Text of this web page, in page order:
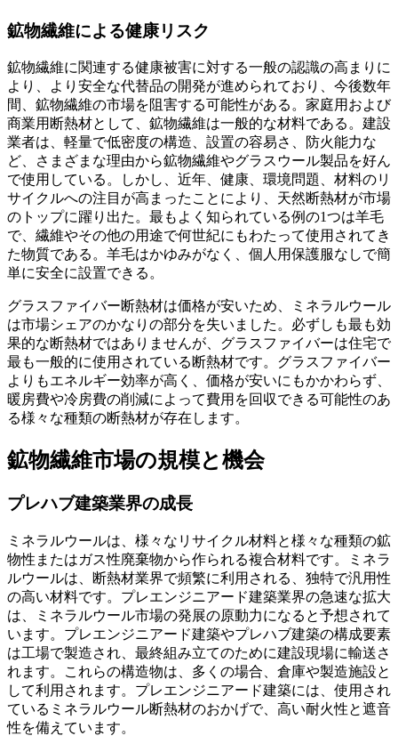
鉱物繊維による健康リスク
鉱物繊維に関連する健康被害に対する一般の認識の高まりに
より、より安全な代替品の開発が進められており、今後数年
間、鉱物繊維の市場を阻害する可能性がある。家庭用および
商業用断熱材として、鉱物繊維は一般的な材料である。建設
業者は、軽量で低密度の構造、設置の容易さ、防火能力な
ど、さまざまな理由から鉱物繊維やグラスウール製品を好ん
で使用している。しかし、近年、健康、環境問題、材料のリ
サイクルへの注目が高まったことにより、天然断熱材が市場
のトップに躍り出た。最もよく知られている例の1つは羊毛
で、繊維やその他の用途で何世紀にもわたって使用されてき
た物質である。羊毛はかゆみがなく、個人用保護服なしで簡
単に安全に設置できる。
グラスファイバー断熱材は価格が安いため、ミネラルウール
は市場シェアのかなりの部分を失いました。必ずしも最も効
果的な断熱材ではありませんが、グラスファイバーは住宅で
最も一般的に使用されている断熱材です。グラスファイバー
よりもエネルギー効率が高く、価格が安いにもかかわらず、
暖房費や冷房費の削減によって費用を回収できる可能性のあ
る様々な種類の断熱材が存在します。
鉱物繊維市場の規模と機会
プレハブ建築業界の成長
ミネラルウールは、様々なリサイクル材料と様々な種類の鉱
物性またはガス性廃棄物から作られる複合材料です。ミネラ
ルウールは、断熱材業界で頻繁に利用される、独特で汎用性
の高い材料です。プレエンジニアード建築業界の急速な拡大
は、ミネラルウール市場の発展の原動力になると予想されて
います。プレエンジニアード建築やプレハブ建築の構成要素
は工場で製造され、最終組み立てのために建設現場に輸送さ
れます。これらの構造物は、多くの場合、倉庫や製造施設と
して利用されます。プレエンジニアード建築には、使用され
ているミネラルウール断熱材のおかげで、高い耐火性と遮音
性を備えています。